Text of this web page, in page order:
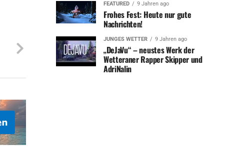
FEATURED 9 Jahren ago
Frohes Fest: Heute nur gute
Nachrichten!
JUNGES WETTER 9 Jahren ago
„DeJaVu“ – neustes Werk der
Wetteraner Rapper Skipper und
AdriNalin